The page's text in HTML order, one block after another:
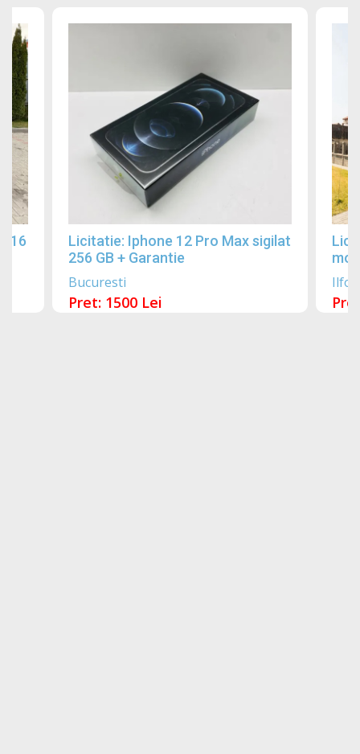
Licitatie: Iphone 12 Pro Max sigilat
256 GB + Garantie
Bucuresti
Pret: 1500 Lei
Ilfov